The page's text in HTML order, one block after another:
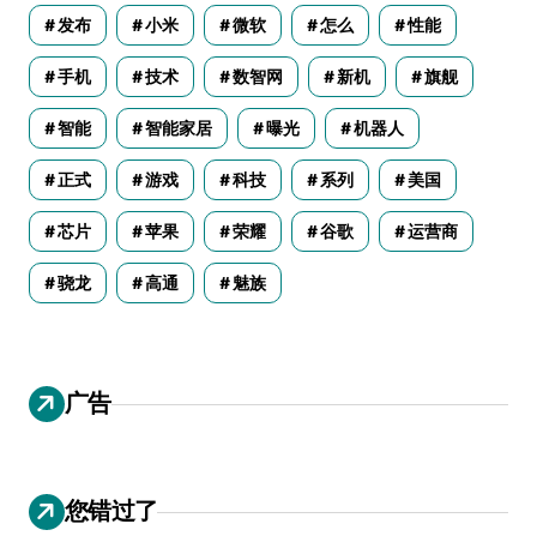
发布 小米 微软 怎么 性能
手机 技术 数智网 新机 旗舰
智能 智能家居 曝光 机器人
正式 游戏 科技 系列 美国
芯片 苹果 荣耀 谷歌 运营商
骁龙 高通 魅族
广告
您错过了